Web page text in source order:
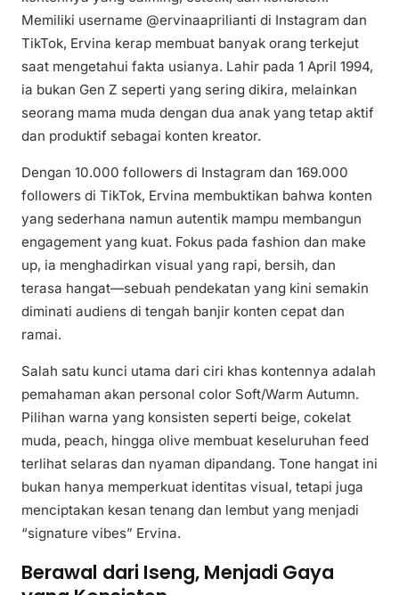
Memiliki username @ervinaaprilianti di Instagram dan
TikTok, Ervina kerap membuat banyak orang terkejut
saat mengetahui fakta usianya. Lahir pada 1 April 1994,
ia bukan Gen Z seperti yang sering dikira, melainkan
seorang mama muda dengan dua anak yang tetap aktif
dan produktif sebagai konten kreator.
Dengan 10.000 followers di Instagram dan 169.000
followers di TikTok, Ervina membuktikan bahwa konten
yang sederhana namun autentik mampu membangun
engagement yang kuat. Fokus pada fashion dan make
up, ia menghadirkan visual yang rapi, bersih, dan
terasa hangat—sebuah pendekatan yang kini semakin
diminati audiens di tengah banjir konten cepat dan
ramai.
Salah satu kunci utama dari ciri khas kontennya adalah
pemahaman akan personal color Soft/Warm Autumn.
Pilihan warna yang konsisten seperti beige, cokelat
muda, peach, hingga olive membuat keseluruhan feed
terlihat selaras dan nyaman dipandang. Tone hangat ini
bukan hanya memperkuat identitas visual, tetapi juga
menciptakan kesan tenang dan lembut yang menjadi
“signature vibes” Ervina.
Berawal dari Iseng, Menjadi Gaya